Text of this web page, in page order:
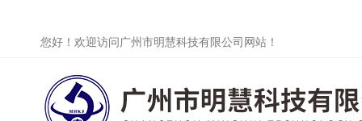
您好！欢迎访问广州市明慧科技有限公司网站！